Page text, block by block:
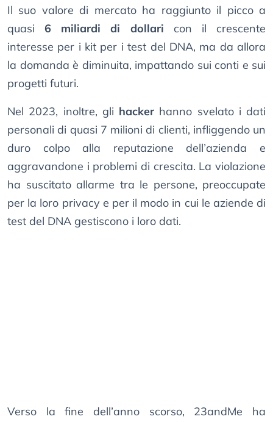
Il suo valore di mercato ha raggiunto il picco a
quasi6 miliardi di dollari con il crescente
interesse per i kit per i test del DNA, ma da allora
la domanda è diminuita, impattando sui conti e sui
progetti futuri.
Nel 2023, inoltre, gli hacker hanno svelato i dati
personali di quasi 7 milioni di clienti, infliggendo un
duro colpo alla reputazione dell’azienda e
aggravandone i problemi di crescita. La violazione
ha suscitato allarme tra le persone, preoccupate
per la loro privacy e per il modo in cui le aziende di
test del DNA gestiscono i loro dati.
Verso la fine dell’anno scorso, 23andMe ha